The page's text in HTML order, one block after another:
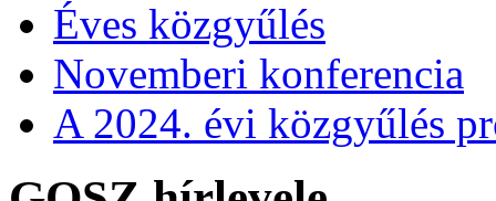
Éves közgyűlés
Novemberi konferencia
A 2024. évi közgyűlés